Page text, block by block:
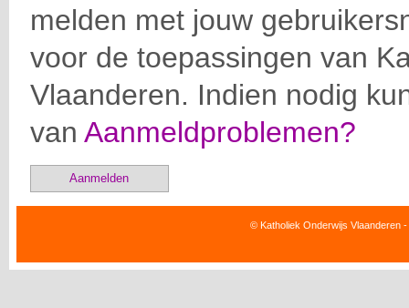
melden met jouw
voor de toepassingen van
Vlaanderen. Indien nodig
van Aanmeldproblemen?
Aanmelden
© Katholiek Onderwijs Vlaanderen